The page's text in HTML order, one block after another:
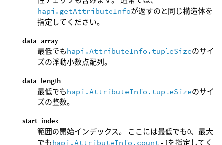
hapi.getAttributeInfoが返すのと同じ構造体を
指定してください。
data_array
最低でもhapi.AttributeInfo.tupleSizeのサイ
ズの浮動小数点配列。
data_length
最低でもhapi.AttributeInfo.tupleSizeのサイ
ズの整数。
start_index
範囲の開始インデックス。 ここには最低でも0、最大
でもhapi.AttributeInfo.count - 1を指定してく